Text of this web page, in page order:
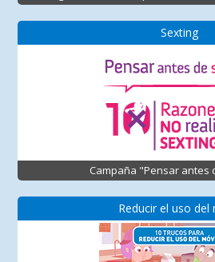
Sexting
Campaña "Pensar antes
Reducir el uso del